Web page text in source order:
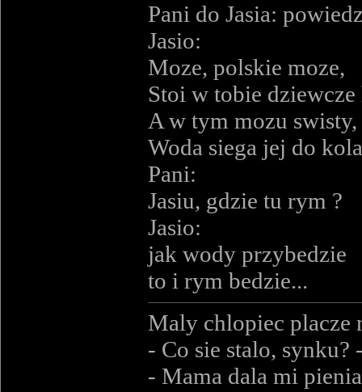
Pani do Jasia:
Jasio:
Moze, polskie moze,
Stoi w tobie dziewcze
A w tym mozu
Woda siega jej do
Pani:
Jasiu, gdzie tu rym ?
Jasio:
jak wody przybedzie
to i rym bedzie...
Maly chlopiec placze
- Co sie stalo, synku?
- Mama dala mi